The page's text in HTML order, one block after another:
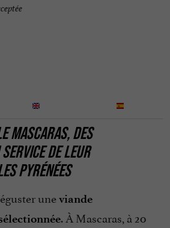
MASCARAS, DES
DE LEUR
PYRÉNÉES
uneviande
. À Mascaras, à 20